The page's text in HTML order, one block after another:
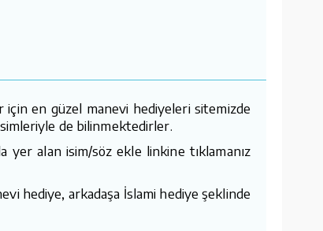
en güzel manevi hediyeleri sitemizde
de bilinmektedirler.
yer alan isim/söz ekle linkine tıklamanız
hediye, arkadaşa İslami hediye şeklinde